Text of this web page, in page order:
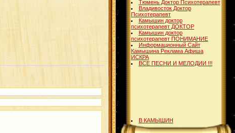
Тюмень Доктор Психотерапевт
Владивосток Доктор
Психотерапевт
Камышин доктор
психотерапевт ДОКТОР
Камышин доктор
психотерапевт ПОНИМАНИЕ
Информационный Сайт
Камышина Реклама Афиша
ИСКРА
ВСЕ ПЕСНИ И МЕЛОДИИ !!!
В КАМЫШИН